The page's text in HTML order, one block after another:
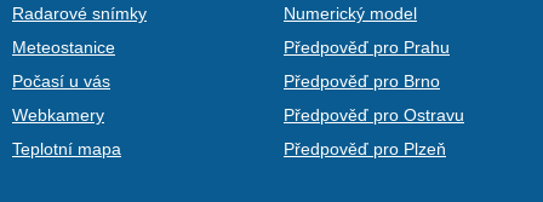
Radarové snímky
Meteostanice
Počasí u vás
Webkamery
Teplotní mapa
Numerický model
Předpověď pro Prahu
Předpověď pro Brno
Předpověď pro Ostravu
Předpověď pro Plzeň